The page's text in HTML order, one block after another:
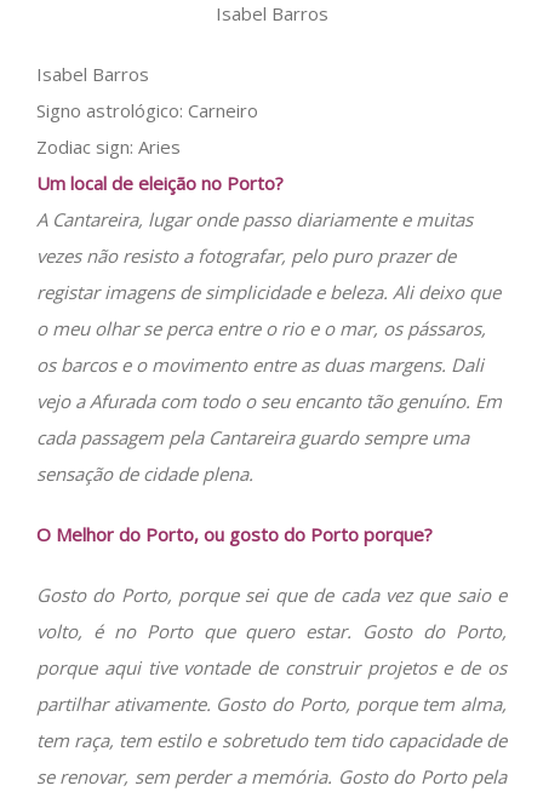
Isabel Barros
Isabel Barros
Signo astrológico: Carneiro
Zodiac sign: Aries
Um local de eleição no Porto?
A Cantareira, lugar onde passo diariamente e muitas
vezes não resisto a fotografar, pelo puro prazer de
registar imagens de simplicidade e beleza. Ali deixo que
o meu olhar se perca entre o rio e o mar, os pássaros,
os barcos e o movimento entre as duas margens. Dali
vejo a Afurada com todo o seu encanto tão genuíno. Em
cada passagem pela Cantareira guardo sempre uma
sensação de cidade plena.
O Melhor do Porto, ou gosto do Porto porque?
Gosto do Porto, porque sei que de cada vez que saio e
volto, é no Porto que quero estar. Gosto do Porto,
porque aqui tive vontade de construir projetos e de os
partilhar ativamente. Gosto do Porto, porque tem alma,
tem raça, tem estilo e sobretudo tem tido capacidade de
se renovar, sem perder a memória. Gosto do Porto pela